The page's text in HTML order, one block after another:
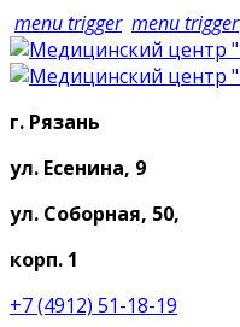
menu trigger menu trigger
г. Рязань
ул. Есенина, 9
ул. Соборная, 50,
корп. 1
+7 (4912) 51-18-19